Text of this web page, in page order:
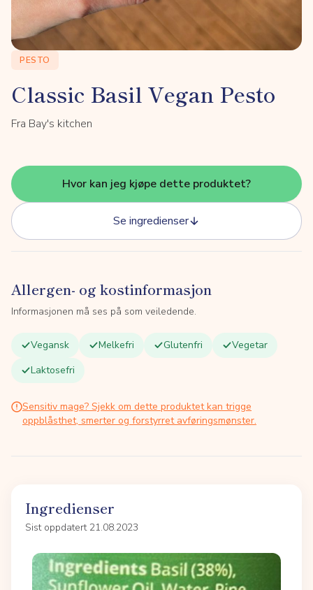
PESTO
Classic Basil Vegan Pesto
Fra Bay's kitchen
Hvor kan jeg kjøpe dette produktet?
Se ingredienser
Allergen- og kostinformasjon
Informasjonen må ses på som veiledende.
Vegansk Melkefri Glutenfri
Vegetar
Laktosefri
Sensitiv mage? Sjekk om dette produktet kan trigge
oppblåsthet, smerter og forstyrret avføringsmønster.
Ingredienser
Sist oppdatert 21.08.2023